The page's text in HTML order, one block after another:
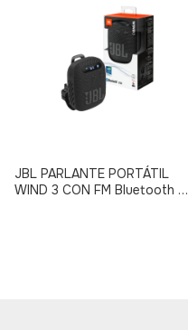
JBL PARLANTE PORTÁTIL
WIND 3 CON FM Bluetooth 5H